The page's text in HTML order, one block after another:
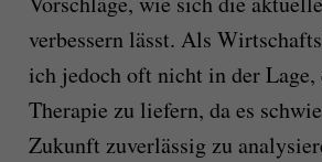
verbessern lässt. Als
ich jedoch oft nicht in der Lage,
Therapie zu liefern, da es
Zukunft zuverlässig zu